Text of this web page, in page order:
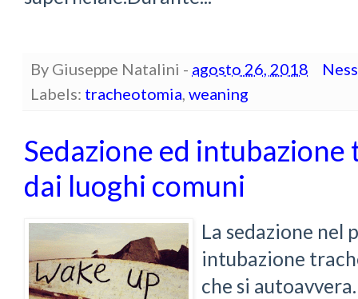
By Giuseppe Natalini - agosto 26, 2018
Labels: tracheotomia, weaning
Sedazione ed
dai luoghi comuni
La sedazione nel
intubazione
che si